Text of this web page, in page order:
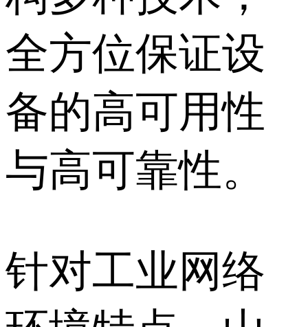
全方位保证设
备的高可用性
与高可靠性。
针对工业网络